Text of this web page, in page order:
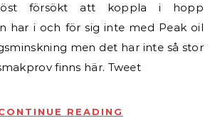
försökt att koppla i hopp
har i och för sig inte med Peak oil
men det har inte så stor
finns här. Tweet
READING